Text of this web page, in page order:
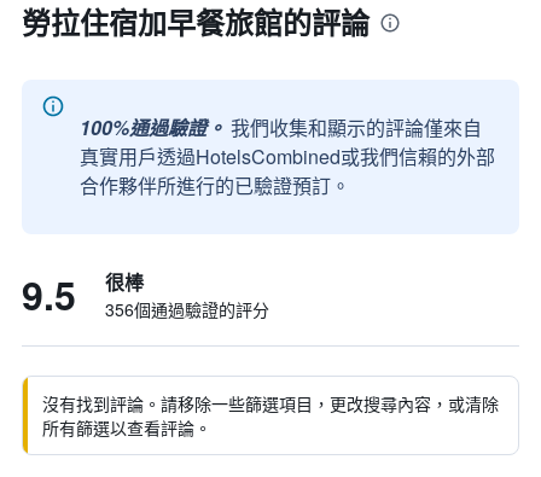
勞拉住宿加早餐旅館的評論
100%通過驗證。 我們收集和顯示的評論僅來自
真實用戶透過HotelsCombined或我們信賴的外部
合作夥伴所進行的已驗證預訂。
9.5 很棒
356個通過驗證的評分
沒有找到評論。請移除一些篩選項目，更改搜尋內容，或清除
所有篩選以查看評論。